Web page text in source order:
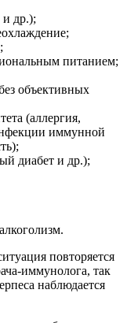
и др.);
питанием;
объективных
(аллергия,
иммунной
диабет и др.);
повторяется
иммунолога, так
наблюдается